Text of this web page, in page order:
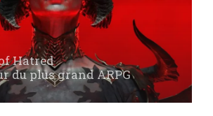
Hatred
du plus grand ARPG